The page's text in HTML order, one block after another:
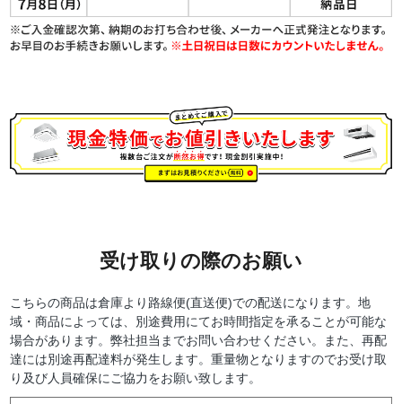
受け取りの際のお願い
こちらの商品は倉庫より路線便(直送便)での配送になります。地
域・商品によっては、別途費用にてお時間指定を承ることが可能な
場合があります。弊社担当までお問い合わせください。また、再配
達には別途再配達料が発生します。重量物となりますのでお受け取
り及び人員確保にご協力をお願い致します。